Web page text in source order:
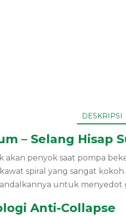
DESKRIPSI
– Selang Hisap
penyok saat pompa
spiral yang sangat
untuk
Anti-Collapse